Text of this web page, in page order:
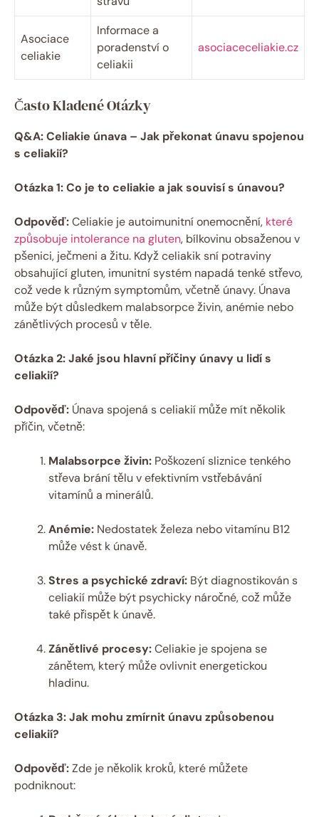
Asociace
celiakie
Informace a
poradenství o
celiakii
asociaceceliakie.cz
Často Kladené Otázky
Q&A: Celiakie únava – Jak překonat únavu spojenou
s celiakií?
Otázka 1: Co je to celiakie a jak souvisí s únavou?
Odpověď:Celiakie je autoimunitní onemocnění, které
způsobuje intolerance na gluten, bílkovinu obsaženou v
pšenici, ječmeni a žitu. Když celiakik sní potraviny
obsahující gluten, imunitní systém napadá tenké střevo,
což vede k různým symptomům, včetně únavy. Únava
může být důsledkem malabsorpce živin, anémie nebo
zánětlivých procesů v těle.
Otázka 2: Jaké jsou hlavní příčiny únavy u lidí s
celiakií?
Odpověď: Únava spojená s celiakií může mít několik
příčin, včetně:
Malabsorpce živin: Poškození sliznice tenkého
střeva brání tělu v efektivním vstřebávání
vitamínů a minerálů.
Anémie: Nedostatek železa nebo vitamínu B12
může vést k únavě.
Stres a psychické zdraví: Být diagnostikován s
celiakií může být psychicky náročné, což může
také přispět k únavě.
Zánětlivé procesy:Celiakie je spojena se
zánětem, který může ovlivnit energetickou
hladinu.
Otázka 3: Jak mohu zmírnit únavu způsobenou
celiakií?
Odpověď:Zde je několik kroků, které můžete
podniknout: